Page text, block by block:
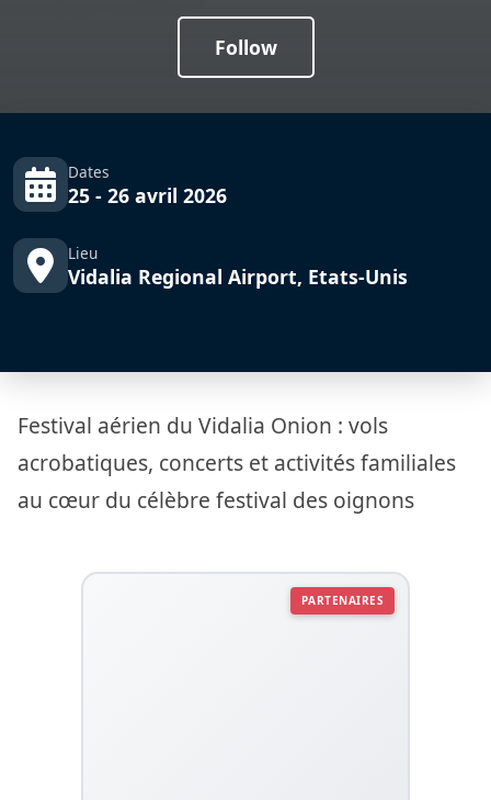
Follow
Dates
25 - 26 avril 2026
Lieu
Vidalia Regional Airport, Etats-Unis
Festival aérien du Vidalia Onion : vols
acrobatiques, concerts et activités familiales
au cœur du célèbre festival des oignons
PARTENAIRES